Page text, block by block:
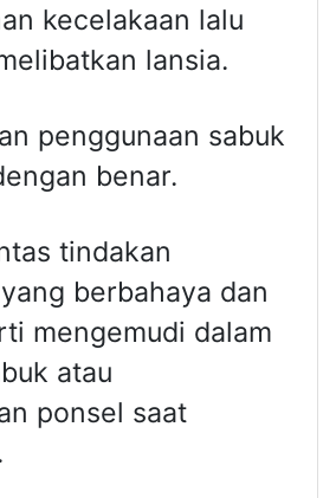
kecelakaan lalu
lansia.
penggunaan sabuk
benar.
tindakan
berbahaya dan
mengemudi dalam
atau
ponsel saat